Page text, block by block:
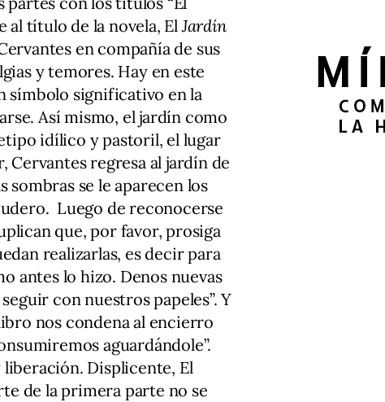
al título de la novela, ElJardín
en compañía de sus
y temores. Hay en este
símbolo significativo en la
Así mismo, el jardín como
idílico y pastoril, el lugar
Cervantes regresa al jardín de
sombras se le aparecen los
Luego de reconocerse
que, por favor, prosiga
realizarlas, es decir para
antes lo hizo. Denos nuevas
con nuestros papeles”. Y
nos condena al encierro
aguardándole”.
Displicente, El
de la primera parte no se